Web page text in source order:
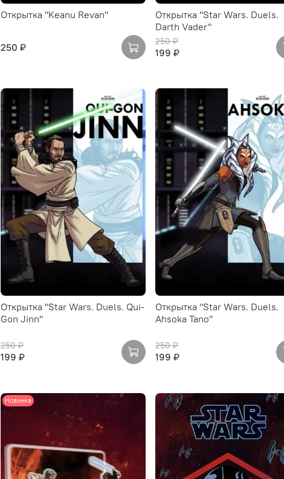
Открытка "Keanu Revan"
250 ₽
Открытка "Star Wars. Duels.
Darth Vader"
250 ₽
199 ₽
Открытка "Star Wars. Duels. Qui-
Gon Jinn"
250 ₽
199 ₽
Открытка "Star Wars. Duels.
Ahsoka Tano"
250 ₽
199 ₽
Новинка